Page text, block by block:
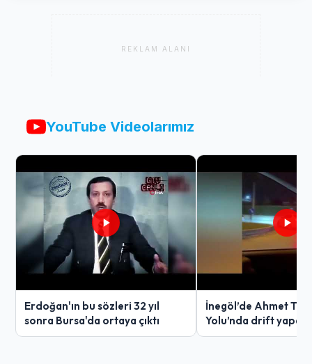
REKLAM ALANI
YouTube Videolarımız
Erdoğan'ın bu sözleri 32 yıl
sonra Bursa'da ortaya çıktı
İnegöl’de Ahmet
Yolu’nda drift yapan
ağır ceza